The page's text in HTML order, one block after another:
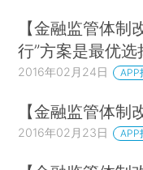
【金融监管体
行”方案是最优选
2016年02月24日 APP
【金融监管体
2016年02月23日 APP